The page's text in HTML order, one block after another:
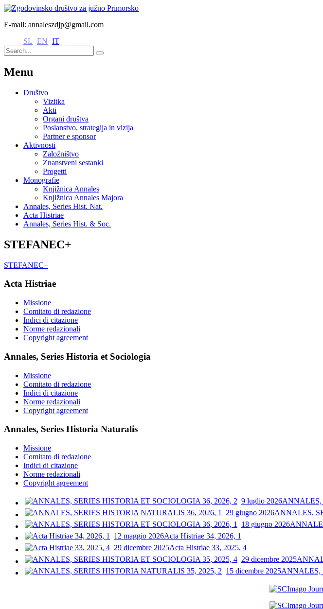
E-mail: annaleszdjp@gmail.com
SL EN IT
Menu
Društvo
Vizitka
Akti
Organi društva
Poslanstvo, strategija in vizija
Partner e sponsor
Aktivnosti
Založništvo
Znanstveni sestanki
Progetti
Monografie
Knjižnica Annales
Knjižnica Annales Majora
Annales, Series Hist. Nat.
Acta Histriae
Annales, Series Hist. & Soc.
STEFANEC+
STEFANEC+
Acta Histriae
Missione
Comitato di redazione
Indici di citazione
Norme redazionali
Copyright agreement
Annales, Series Historia et Sociologia
Missione
Comitato di redazione
Indici di citazione
Norme redazionali
Copyright agreement
Annales, Series Historia Naturalis
Missione
Comitato di redazione
Indici di citazione
Norme redazionali
Copyright agreement
9 luglio 2026ANNALES,
29 giugno 2026ANNALES,
18 giugno 2026
12 maggio 2026Acta Histriae 34, 2026, 1
29 dicembre 2025Acta Histriae 33, 2025, 4
29 dicembre 2025
15 dicembre 2025ANNALES,